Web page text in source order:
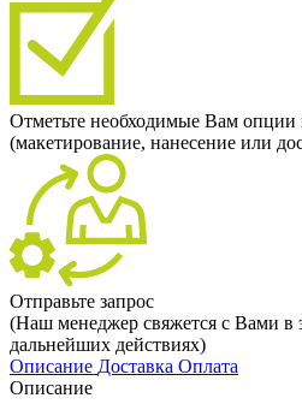
Отметьте необходимые Вам опции
(макетирование, нанесение или
Отправьте запрос
(Наш менеджер свяжется с Вами в
дальнейших действиях)
Описание Доставка Оплата
Описание